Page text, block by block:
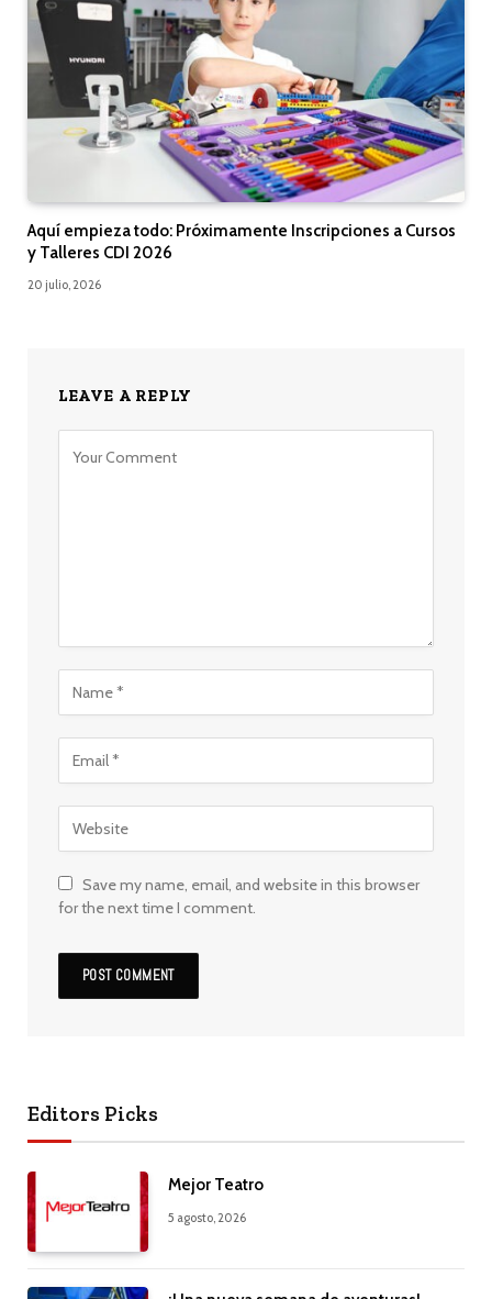
Aquí empieza todo: Próximamente Inscripciones a Cursos
y Talleres CDI 2026
20 julio, 2026
LEAVE A REPLY
Save my name, email, and website in this browser
for the next time I comment.
Editors Picks
Mejor Teatro
5 agosto, 2026